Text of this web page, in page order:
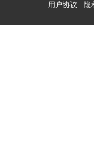
用户协议 隐